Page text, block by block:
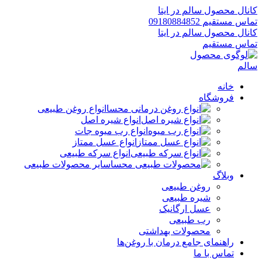
کانال محصول سالم در ایتا
تماس مستقیم 09180884852
کانال محصول سالم در ایتا
تماس مستقیم
خانه
فروشگاه
انواع روغن طبیعی
انواع شیره اصل
انواع رب میوه جات
انواع عسل ممتاز
انواع سرکه طبیعی
سایر محصولات طبیعی
وبلاگ
روغن طبیعی
شیره طبیعی
عسل ارگانیک
رب طبیعی
محصولات بهداشتی
راهنمای جامع درمان با روغن‌ها
تماس با ما